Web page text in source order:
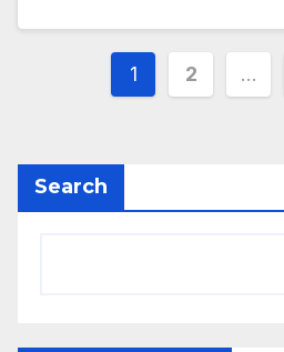
Posts
1 2 …
Search